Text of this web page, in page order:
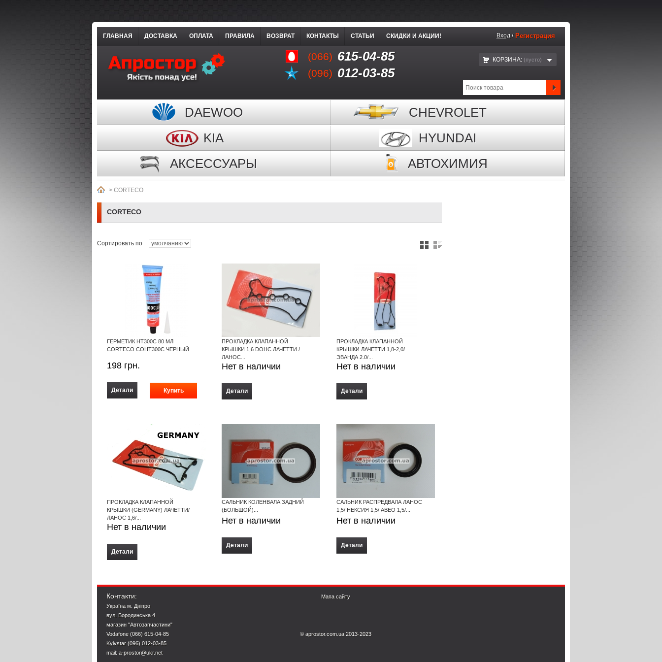
(066) 615-04-85
(096) 012-03-85
ГЛАВНАЯ ДОСТАВКА ОПЛАТА ПРАВИЛА ВОЗВРАТ КОНТАКТЫ СТАТЬИ СКИДКИ И АКЦИИ! Вход / Регистрация
КОРЗИНА: (пустo)
DAEWOO
CHEVROLET
KIA
HYUNDAI
АКСЕССУАРЫ
АВТОХИМИЯ
> CORTECO
CORTECO
Сортировать по
ГЕРМЕТИК HT300C 80 МЛ
CORTECO COHT300C ЧЕРНЫЙ
198 грн.
Детали
ПРОКЛАДКА КЛАПАННОЙ
КРЫШКИ 1,6 DOHC ЛАЧЕТТИ /
ЛАНОС...
Нет в наличии
Детали
ПРОКЛАДКА КЛАПАННОЙ
КРЫШКИ ЛАЧЕТТИ 1,8-2,0/
ЭВАНДА 2.0/...
Нет в наличии
Детали
ПРОКЛАДКА КЛАПАННОЙ
КРЫШКИ (GERMANY) ЛАЧЕТТИ/
ЛАНОС 1,6/...
Нет в наличии
Детали
САЛЬНИК КОЛЕНВАЛА ЗАДНИЙ
(БОЛЬШОЙ)...
Нет в наличии
Детали
САЛЬНИК РАСПРЕДВАЛА ЛАНОС
1,5/ НЕКСИЯ 1,5/ АВЕО 1,5/...
Нет в наличии
Детали
Контакти:
Україна м. Дніпро
вул. Бородинська 4
магазин "Автозапчастини"
Vodafone (066) 615-04-85
Kyivstar (096) 012-03-85
mail: a-prostor@ukr.net
Мапа сайту
© aprostor.com.ua 2013-2023